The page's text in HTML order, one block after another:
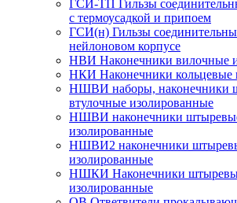
ГСИ-ТП Гильзы
с термоусадкой и припоем
ГСИ(н) Гильзы
нейлоновом корпусе
НВИ Наконечники вилочные
НКИ Наконечники кольцевые
НШВИ наборы, наконечники
втулочные изолированные
НШВИ наконечники
изолированные
НШВИ2 наконечники
изолированные
НШКИ Наконечники
изолированные